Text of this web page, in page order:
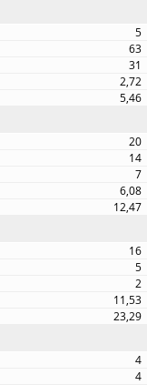
5
63
31
2,72
5,46
20
14
7
6,08
12,47
16
5
2
11,53
23,29
4
4